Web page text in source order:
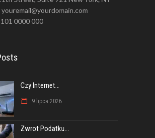
youremail@yourdomain.com
0000 000
Czy Internet...
9 lipca 2026
Zwrot Podatku...